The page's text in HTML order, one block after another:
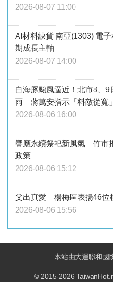
2026-08-07 11:00
AI材料缺貨 南亞(1303) 電
期成長主軸
2026-08-07 14:00
白海豚颱風逼近！北市8、9
雨 蔣萬安指示「料敵從寬
2026-08-06 16:00
響應永續祭祀新風氣 竹市
政策
2026-08-06 15:12
父出真愛 楊梅區表揚46位
2026-08-06 15:56
本站由大運聯和國
© 2015-2026